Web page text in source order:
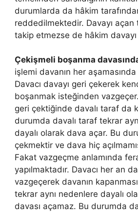
durumlarda da hâkim
reddedilmektedir. Davayı açan
takip etmezse de hâkim
Çekişmeli boşanma
işlemi davanın her aşamasında
Davacı davayı geri çekerek
boşanmak isteğinden vazgeçer.
geri çektiğinde davalı taraf da
durumda davalı taraf tekrar
dayalı olarak dava açar. Bu
çekmektir ve dava hiç
Fakat vazgeçme anlamında
yapılmaktadır. Davacı her an
vazgeçerek davanın
tekrar aynı nedenlere dayalı
davası açamaz. Bu durumda